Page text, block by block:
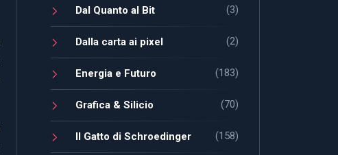
Dal Quanto al Bit (3)
Dalla carta ai pixel (2)
Energia e Futuro (183)
Grafica & Silicio (70)
Il Gatto di Schroedinger (158)